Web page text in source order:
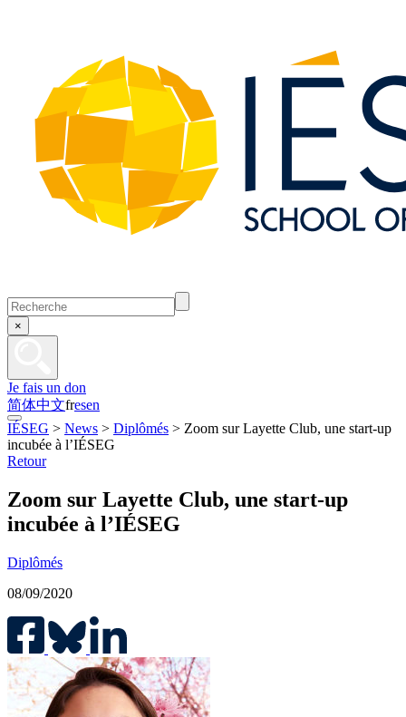
×
Je fais un don
简体中文fresen
IÉSEG > News > Diplômés > Zoom sur Layette Club, une start-up
incubée à l’IÉSEG
Retour
Zoom sur Layette Club, une start-up
incubée à l’IÉSEG
Diplômés
08/09/2020